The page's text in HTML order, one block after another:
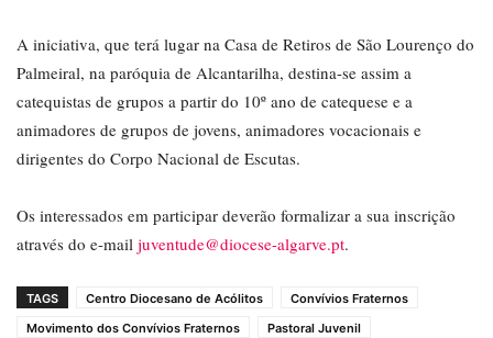
A iniciativa, que terá lugar na Casa de Retiros de São Lourenço do
Palmeiral, na paróquia de Alcantarilha, destina-se assim a
catequistas de grupos a partir do 10º ano de catequese e a
animadores de grupos de jovens, animadores vocacionais e
dirigentes do Corpo Nacional de Escutas.
Os interessados em participar deverão formalizar a sua inscrição
através do e-mail juventude@diocese-algarve.pt.
TAGS Centro Diocesano de Acólitos
Convívios Fraternos
Movimento dos Convívios Fraternos
Pastoral Juvenil